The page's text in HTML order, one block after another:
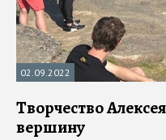
02.09.2022
Творчество
вершину